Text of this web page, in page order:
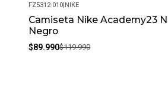
-25%
FZ5312-010|NIKE
Camiseta Nike Academy23
Negro
$89.990$119.990